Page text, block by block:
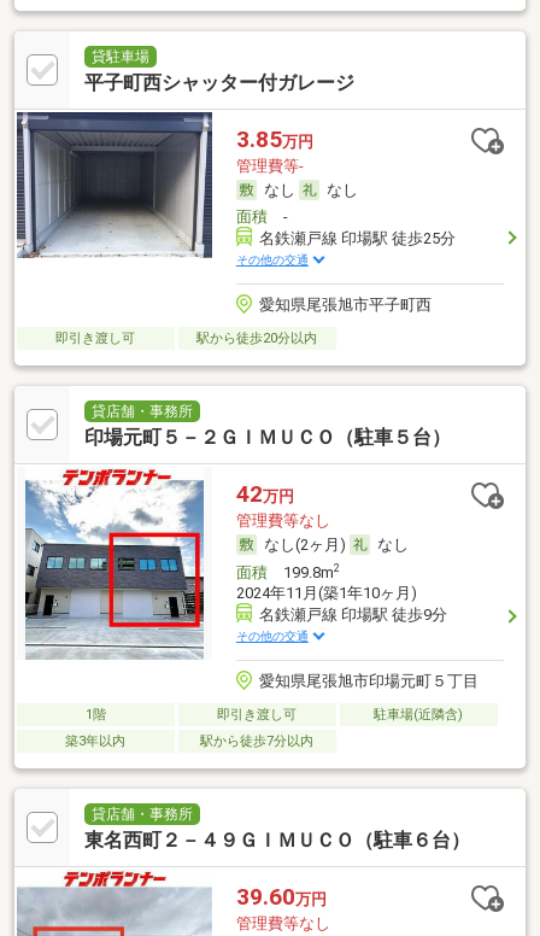
貸駐車場
平子町西シャッター付ガレージ
3.85万円
管理費等-
なし
なし
面積-
名鉄瀬戸線 印場駅 徒歩25分
その他の交通
愛知県尾張旭市平子町西
即引き渡し可 駅から徒歩20分以内
貸店舗・事務所
印場元町５－２ＧＩＭＵＣＯ（駐車５台）
42万円
管理費等なし
なし(2ヶ月)
なし
面積199.8m2
2024年11月(築1年10ヶ月)
名鉄瀬戸線 印場駅 徒歩9分
その他の交通
愛知県尾張旭市印場元町５丁目
1階 即引き渡し可
駐車場(近隣含)
築3年以内
駅から徒歩7分以内
貸店舗・事務所
東名西町２－４９ＧＩＭＵＣＯ（駐車６台）
39.60万円
管理費等なし